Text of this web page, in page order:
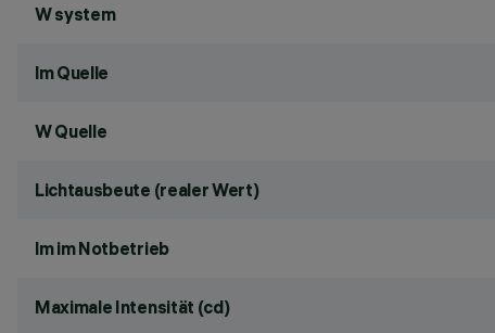
W system
lm Quelle
W Quelle
Lichtausbeute (realer Wert)
lm im Notbetrieb
Maximale Intensität (cd)